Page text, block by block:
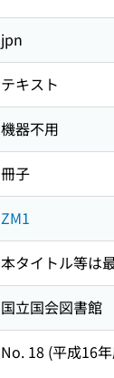
jpn
テキスト
機器不用
冊子
ZM1
本タイトル等は
国立国会図書館
No. 18 (平成16